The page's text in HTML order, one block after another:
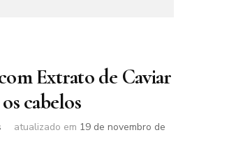
Extrato de Caviar
cabelos
atualizado em 19 de novembro de